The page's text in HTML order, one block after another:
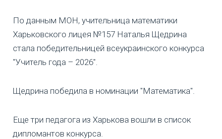
По данным МОН, учительница математики
Харьковского лицея №157 Наталья Щедрина
стала победительницей всеукраинского конкурса
"Учитель года – 2026".
Щедрина победила в номинации "Математика".
Еще три педагога из Харькова вошли в список
дипломантов конкурса.